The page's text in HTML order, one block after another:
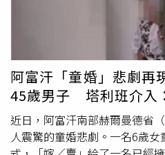
頭髮或鬢角稀疏，這類人多屬
阿富汗「童婚」悲劇再
45歲男子 塔利班介入
近日，阿富汗南部赫爾曼德省
人震驚的童婚悲劇。一名6歲